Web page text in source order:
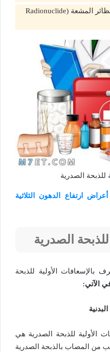
تخطيط القلب بالإجهاد بالنظائر المشعة (Radionuclide
للذبحة الصدرية
أعراض ارتفاع الدهون الثلاثية
للذبحة الصدرية
بالإسعافات الأولية للذبحة
الآتي:
الأولية للذبحة الصدرية هي
من المصاب بالذبحة الصدرية